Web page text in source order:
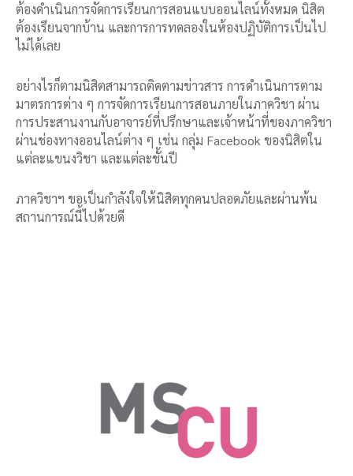
ต้องดำเนินการจัดการเรียนการสอนแบบออนไลน์ทั้งหมด นิสิต
ต้องเรียนจากบ้าน และการการทดลองในห้องปฏิบัติการเป็นไป
ไม่ได้เลย
อย่างไรก็ตามนิสิตสามารถติดตามข่าวสาร การดำเนินการตาม
มาตรการต่าง ๆ การจัดการเรียนการสอนภายในภาควิชา ผ่าน
การประสานงานกับอาจารย์ที่ปรึกษาและเจ้าหน้าที่ของภาควิชา
ผ่านช่องทางออนไลน์ต่าง ๆ เช่น กลุ่ม Facebook ของนิสิตใน
แต่ละแขนงวิชา และแต่ละชั้นปี
ภาควิชาฯ ขอเป็นกำลังใจให้นิสิตทุกคนปลอดภัยและผ่านพ้น
สถานการณ์นี้ไปด้วยดี